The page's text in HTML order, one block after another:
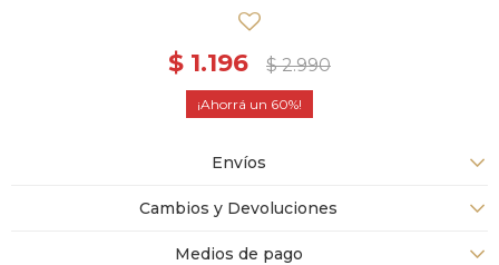
$ 1.196 $ 2.990
60
Envíos
Cambios y Devoluciones
Medios de pago